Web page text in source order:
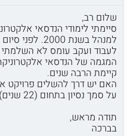
שלום רב,
סיימתי לימודי הנדסאי
למנהל בשנת
לעבוד ועקב עומס לא השלמתי
המגמה של הנדסאי
קיימת הרבה שנים.
האם יש דרך להשלים פרויקט
על סמך נסיון בתחום (22 שנים)?
תודה מראש,
בברכה